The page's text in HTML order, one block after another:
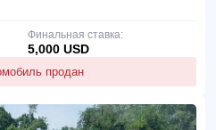
продан
Финальная ставка:
5,000 USD